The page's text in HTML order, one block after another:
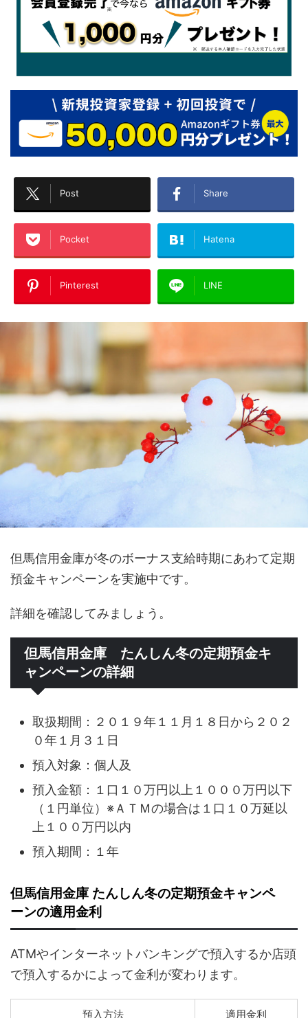
Post Share
Pocket Hatena
Pinterest LINE
但馬信用金庫が冬のボーナス支給時期にあわて定期
預金キャンペーンを実施中です。
詳細を確認してみましょう。
但馬信用金庫 たんしん冬の定期預金キ
ャンペーンの詳細
取扱期間：２０１９年１１月１８日から２０２
０年１月３１日
預入対象：個人及
預入金額：１口１０万円以上１０００万円以下
（１円単位）※ＡＴＭの場合は１口１０万延以
上１００万円以内
預入期間：１年
但馬信用金庫 たんしん冬の定期預金キャンペ
ーンの適用金利
ATMやインターネットバンキングで預入するか店頭
で預入するかによって金利が変わります。
預入方法 適用金利